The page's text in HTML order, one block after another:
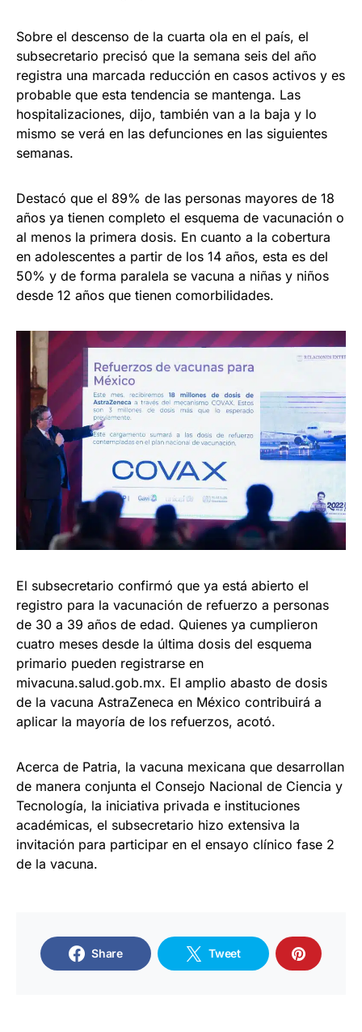
Sobre el descenso de la cuarta ola en el país, el
subsecretario precisó que la semana seis del año
registra una marcada reducción en casos activos y es
probable que esta tendencia se mantenga. Las
hospitalizaciones, dijo, también van a la baja y lo
mismo se verá en las defunciones en las siguientes
semanas.
Destacó que el 89% de las personas mayores de 18
años ya tienen completo el esquema de vacunación o
al menos la primera dosis. En cuanto a la cobertura
en adolescentes a partir de los 14 años, esta es del
50% y de forma paralela se vacuna a niñas y niños
desde 12 años que tienen comorbilidades.
El subsecretario confirmó que ya está abierto el
registro para la vacunación de refuerzo a personas
de 30 a 39 años de edad. Quienes ya cumplieron
cuatro meses desde la última dosis del esquema
primario pueden registrarse en
mivacuna.salud.gob.mx. El amplio abasto de dosis
de la vacuna AstraZeneca en México contribuirá a
aplicar la mayoría de los refuerzos, acotó.
Acerca de Patria, la vacuna mexicana que desarrollan
de manera conjunta el Consejo Nacional de Ciencia y
Tecnología, la iniciativa privada e instituciones
académicas, el subsecretario hizo extensiva la
invitación para participar en el ensayo clínico fase 2
de la vacuna.
Share Tweet